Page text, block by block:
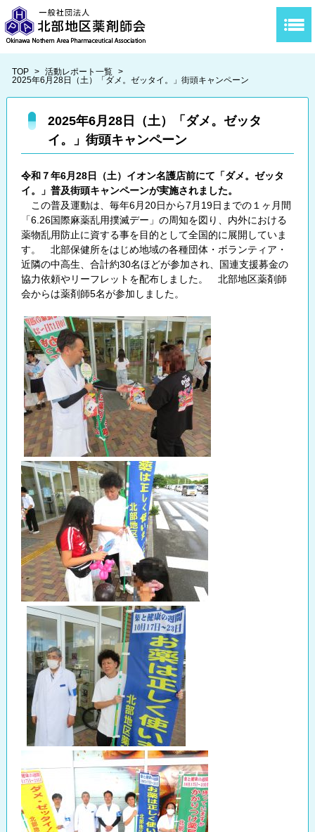
TOP > 活動レポート一覧 >
2025年6月28日（土）「ダメ。ゼッタイ。」街頭キャンペーン
2025年6月28日（土）「ダメ。ゼッタ
イ。」街頭キャンペーン
令和７年6月28日（土）イオン名護店前にて「ダメ。ゼッタ
イ。」普及街頭キャンペーンが実施されました。
この普及運動は、毎年6月20日から7月19日までの１ヶ月間
「6.26国際麻薬乱用撲滅デー」の周知を図り、内外における
薬物乱用防止に資する事を目的として全国的に展開していま
す。 北部保健所をはじめ地域の各種団体・ボランティア・
近隣の中高生、合計約30名ほどが参加され、国連支援募金の
協力依頼やリーフレットを配布しました。 北部地区薬剤師
会からは薬剤師5名が参加しました。